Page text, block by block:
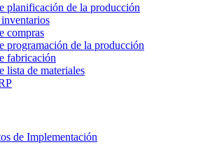
planificación de la producción
compras
programación de la producción
fabricación
lista de materiales
de Implementación